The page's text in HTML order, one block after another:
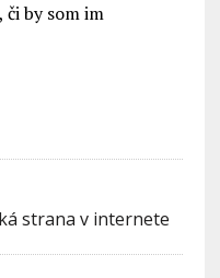
či by som im
strana v internete